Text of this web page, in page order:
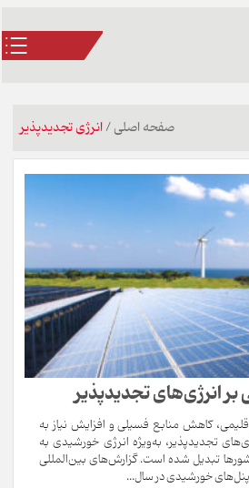
صفحه اصلی/انرژی تجدیدپذیر
بر انرژی‌های تجدیدپذیر
کاهش منابع فسیلی و افزایش نیاز به
تجدیدپذیر، به‌ویژه انرژی خورشیدی به
تبدیل شده است. گزارش‌های بین‌المللی
خورشیدی در سال...